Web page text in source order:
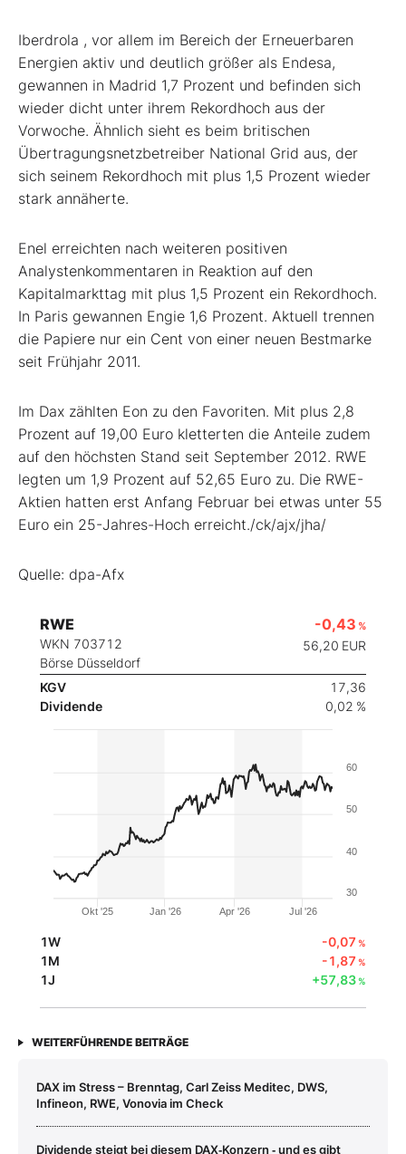
Iberdrola , vor allem im Bereich der Erneuerbaren
Energien aktiv und deutlich größer als Endesa,
gewannen in Madrid 1,7 Prozent und befinden sich
wieder dicht unter ihrem Rekordhoch aus der
Vorwoche. Ähnlich sieht es beim britischen
Übertragungsnetzbetreiber National Grid aus, der
sich seinem Rekordhoch mit plus 1,5 Prozent wieder
stark annäherte.
Enel erreichten nach weiteren positiven
Analystenkommentaren in Reaktion auf den
Kapitalmarkttag mit plus 1,5 Prozent ein Rekordhoch.
In Paris gewannen Engie 1,6 Prozent. Aktuell trennen
die Papiere nur ein Cent von einer neuen Bestmarke
seit Frühjahr 2011.
Im Dax zählten Eon zu den Favoriten. Mit plus 2,8
Prozent auf 19,00 Euro kletterten die Anteile zudem
auf den höchsten Stand seit September 2012. RWE
legten um 1,9 Prozent auf 52,65 Euro zu. Die RWE-
Aktien hatten erst Anfang Februar bei etwas unter 55
Euro ein 25-Jahres-Hoch erreicht./ck/ajx/jha/
Quelle: dpa-Afx
RWE
WKN 703712
Börse Düsseldorf
-0,43 %
56,20 EUR
KGV
17,36
Dividende
0,02 %
Okt '25 Jan '26 Apr '26 Jul '26
30
40
50
60
1W -0,07 %
1M -1,87 %
1J +57,83%
WEITERFÜHRENDE BEITRÄGE
DAX im Stress – Brenntag, Carl Zeiss Meditec, DWS,
Infineon, RWE, Vonovia im Check
Dividende steigt bei diesem DAX‑Konzern ‑ und es gibt